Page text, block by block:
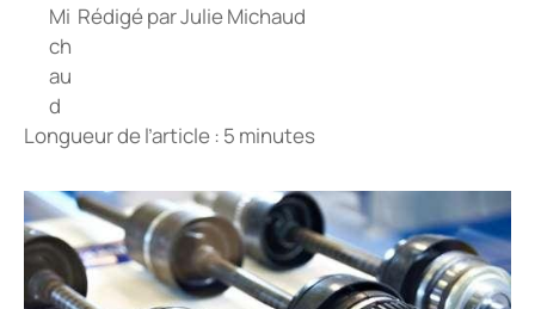
Rédigé parJulie Michaud
Longueur de l’article : 5 minutes